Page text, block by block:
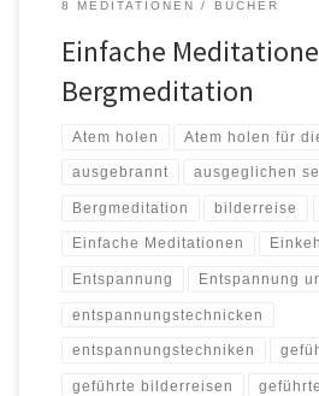
8 MEDITATIONEN
BÜCHER
Einfache
Bergmeditation
Atem holen Atem holen für
ausgebrannt ausgeglichen
Bergmeditation bilderreise
Einfache Meditationen
Entspannung Entspannung
entspannungstechnicken
entspannungstechniken
geführte bilderreisen